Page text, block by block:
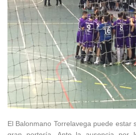
El Balonmano Torrelavega puede estar